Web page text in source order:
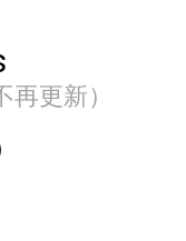
更新）